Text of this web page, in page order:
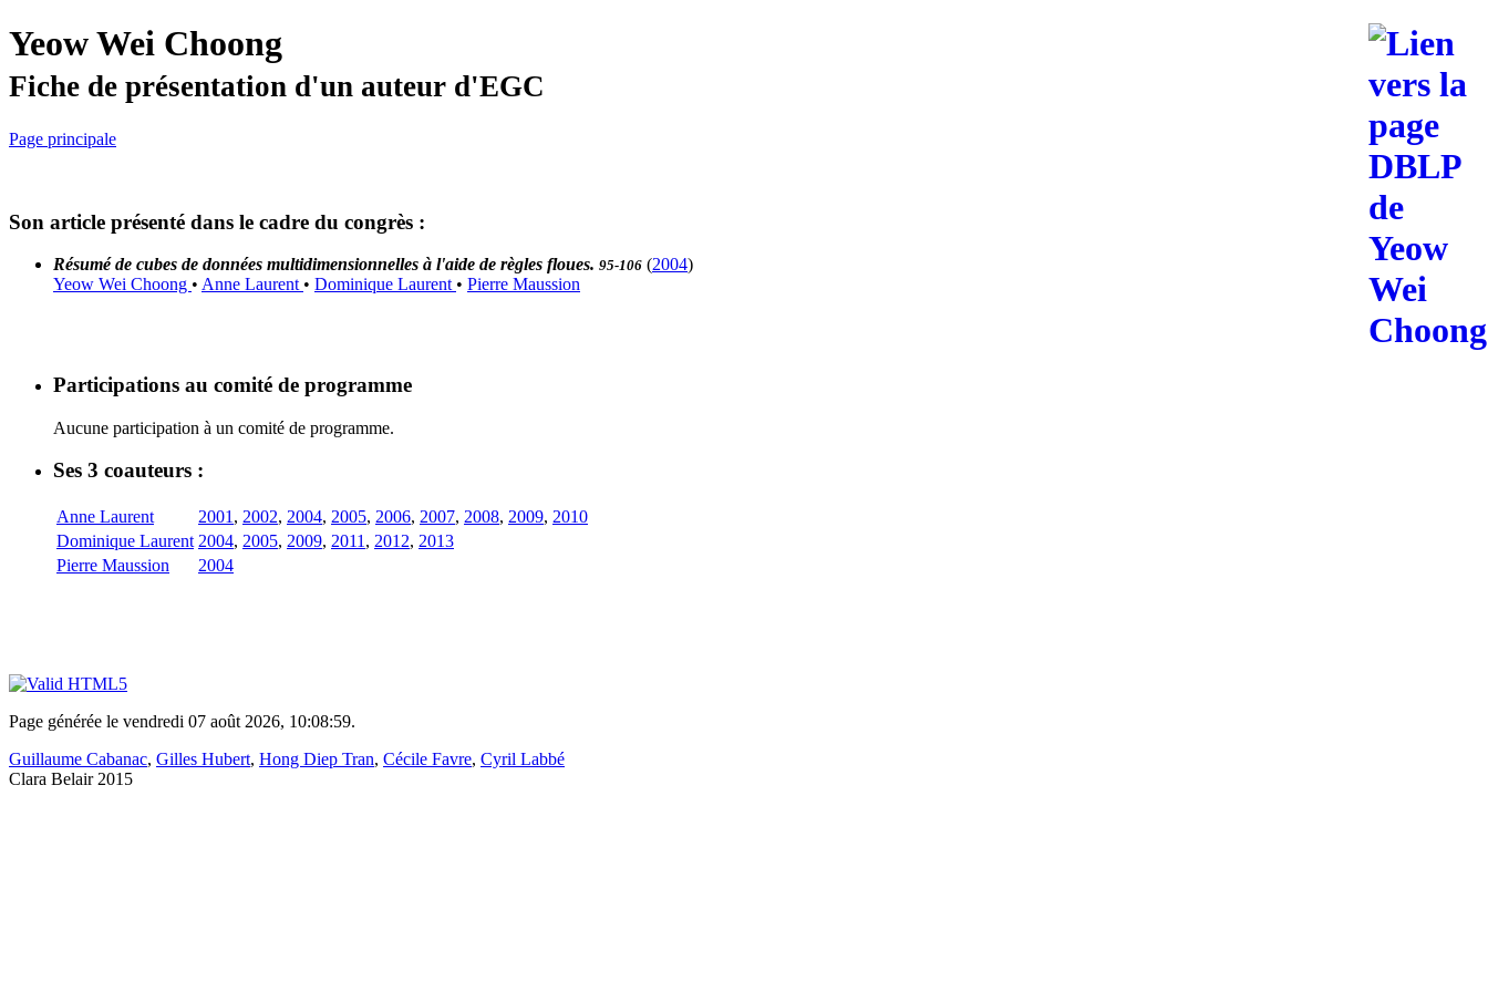
Yeow Wei Choong
Fiche de présentation d'un auteur d'EGC
Page principale
Son article présenté dans le cadre du congrès :
Résumé de cubes de données multidimensionnelles à l'aide de règles floues. 95-106 (2004)
Yeow Wei Choong • Anne Laurent • Dominique Laurent • Pierre Maussion
Participations au comité de programme
Aucune participation à un comité de programme.
Ses 3 coauteurs :
Anne Laurent 2001 , 2002, 2004, 2005, 2006, 2007, 2008, 2009, 2010
Dominique Laurent 2004, 2005, 2009, 2011 , 2012, 2013
Pierre Maussion
2004
Page générée le vendredi 07 août 2026, 10:08:59.
Guillaume Cabanac, Gilles Hubert, Hong Diep Tran, Cécile Favre, Cyril Labbé
Clara Belair 2015